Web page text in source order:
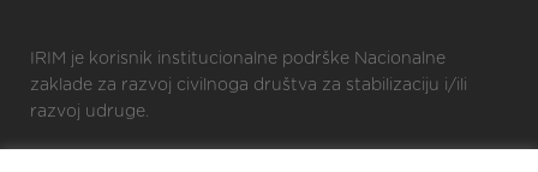
IRIM je korisnik institucionalne podrške Nacionalne
zaklade za razvoj civilnoga društva za stabilizaciju i/ili
razvoj udruge.